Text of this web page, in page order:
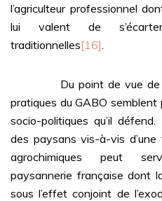
l’agriculteur professionnel
lui valent de
traditionnelles[16]
Du point de vue de
pratiques du GABO semblent
socio-politiques qu’il défend.
des paysans vis-à-vis
agrochimiques peut
paysannerie française dont
sous l’effet conjoint de